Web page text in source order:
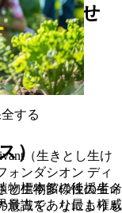
（生きとし生け
ォンダシオン ディ
と生物多様性の生命
意識を、なによりも
過ぎませ
する
）
物標本館の後援者メ
最古であり最も権威